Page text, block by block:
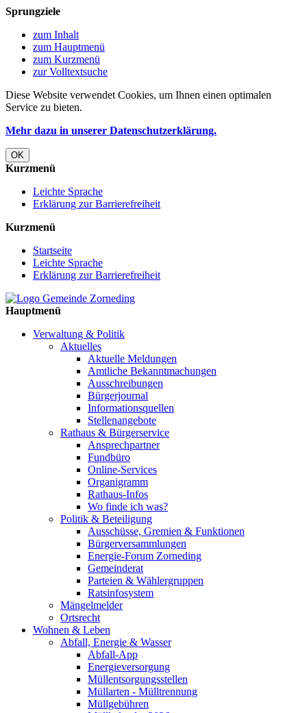
Sprungziele
zum Inhalt
zum Hauptmenü
zum Kurzmenü
zur Volltextsuche
Diese Website verwendet Cookies, um Ihnen einen optimalen
Service zu bieten.
Mehr dazu in unserer Datenschutzerklärung.
OK
Kurzmenü
Leichte Sprache
Erklärung zur Barrierefreiheit
Kurzmenü
Startseite
Leichte Sprache
Erklärung zur Barrierefreiheit
Hauptmenü
Verwaltung & Politik
Aktuelles
Aktuelle Meldungen
Amtliche Bekanntmachungen
Ausschreibungen
Bürgerjournal
Informationsquellen
Stellenangebote
Rathaus & Bürgerservice
Ansprechpartner
Fundbüro
Online-Services
Organigramm
Rathaus-Infos
Wo finde ich was?
Politik & Beteiligung
Ausschüsse, Gremien & Funktionen
Bürgerversammlungen
Energie-Forum Zorneding
Gemeinderat
Parteien & Wählergruppen
Ratsinfosystem
Mängelmelder
Ortsrecht
Wohnen & Leben
Abfall, Energie & Wasser
Abfall-App
Energieversorgung
Müllentsorgungsstellen
Müllarten - Mülltrennung
Müllgebühren